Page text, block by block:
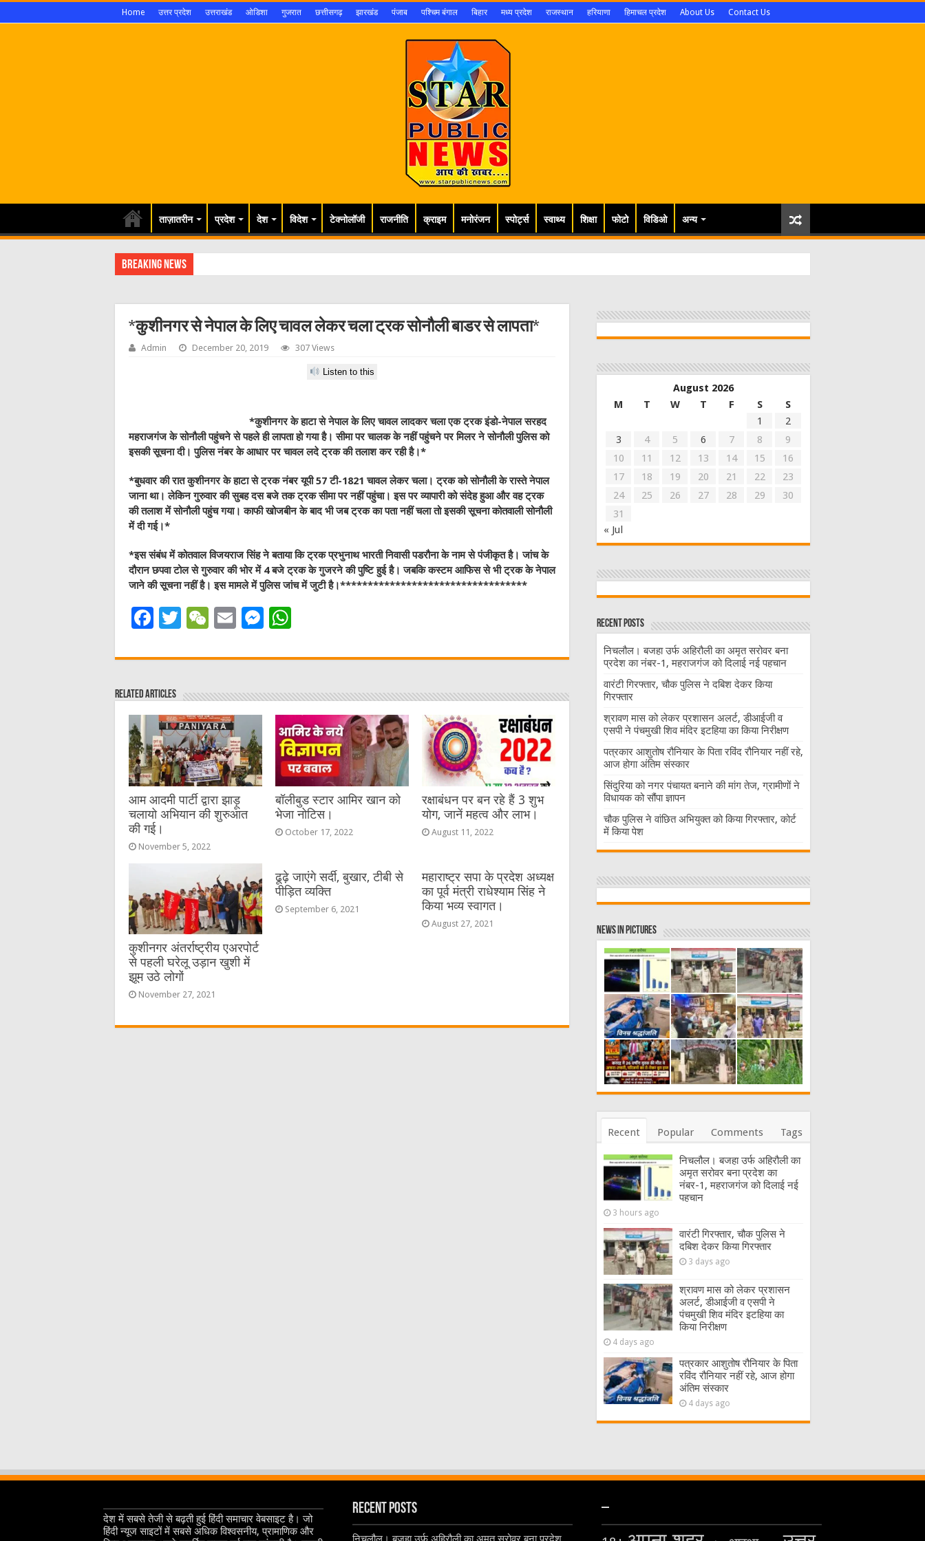
Home उत्तर प्रदेश उत्तराखंड ओडिशा गुजरात छत्तीसगढ़ झारखंड पंजाब पश्चिम बंगाल बिहार मध्य प्रदेश राजस्थान हरियाणा हिमाचल प्रदेश About Us Contact Us
ताज़ातरीन प्रदेश देश विदेश टेक्नोलॉजी राजनीति क्राइम मनोरंजन स्पोर्ट्स स्वाथ्य शिक्षा फोटो विडिओ अन्य
Breaking News
*कुशीनगर से नेपाल के लिए चावल लेकर चला ट्रक सोनौली बाडर से लापता*
Admin December 20, 2019 307 Views
Listen to this
*कुशीनगर के हाटा से नेपाल के लिए चावल लादकर चलाएक ट्रक इंडो-नेपाल सरहद
महराजगंज के सोनौली पहुंचने से पहले ही लापता हो गया है। सीमा पर चालक के नहीं पहुंचने पर मिलर ने सोनौली पुलिस को
इसकी सूचना दी। पुलिस नंबर के आधार पर चावल लदे ट्रक की तलाश कर रही है।*
*बुधवार की रात कुशीनगर के हाटा से ट्रक नंबर यूपी 57 टी-1821 चावल लेकर चला। ट्रक को सोनौली के रास्ते नेपाल
जाना था। लेकिन गुरुवार की सुबह दस बजे तक ट्रक सीमा पर नहीं पहुंचा। इस पर व्यापारी को संदेह हुआ और वह ट्रक
की तलाश में सोनौली पहुंच गया। काफी खोजबीन के बाद भी जब ट्रक का पता नहीं चला तो इसकी सूचना कोतवाली सोनौली
में दी गई।*
*इस संबंध में कोतवाल विजयराज सिंह ने बताया कि ट्रक प्रभुनाथ भारती निवासी पडरौना के नाम से पंजीकृत है। जांच के
दौरान छपवा टोल से गुरुवार की भोर में 4 बजे ट्रक के गुजरने की पुष्टि हुई है। जबकि कस्टम आफिस से भी ट्रक के नेपाल
जाने की सूचना नहीं है। इस मामले में पुलिस जांच में जुटी है।**********************************
F
c
e
b
o
o
k
T
it
r
W
C
at
E
ai
M
ss
n
g
er
at
A
p
p
Related Articles
आम आदमी पार्टी द्वारा झाड़ू
चलायो अभियान की शुरुआत
की गई।
November 5, 2022
बॉलीबुड स्टार आमिर खान को
भेजा नोटिस।
October 17, 2022
रक्षाबंधन पर बन रहे हैं 3 शुभ
योग, जानें महत्व और लाभ।
August 11, 2022
कुशीनगर अंतर्राष्ट्रीय एअरपोर्ट
से पहली घरेलू उड़ान खुशी में
झूम उठे लोगों
November 27, 2021
ढूढ़े जाएंगे सर्दी, बुखार, टीबी से
पीड़ित व्यक्ति
September 6, 2021
महाराष्ट्र सपा के प्रदेश अध्यक्ष
का पूर्व मंत्री राधेश्याम सिंह ने
किया भव्य स्वागत।
August 27, 2021
August 2026
M
T W T F S
S
1
2
3
4 5 6 7 8
9
10
11 12 13 14 15
16
17
18 19 20 21 22
23
24
25 26 27 28 29
30
31
« Jul
Recent Posts
निचलौल। बजहा उर्फ अहिरौली का अमृत सरोवर बना
प्रदेश का नंबर-1, महराजगंज को दिलाई नई पहचान
वारंटी गिरफ्तार, चौक पुलिस ने दबिश देकर किया
गिरफ्तार
श्रावण मास को लेकर प्रशासन अलर्ट, डीआईजी व
एसपी ने पंचमुखी शिव मंदिर इटहिया का किया निरीक्षण
पत्रकार आशुतोष रौनियार के पिता रविंद रौनियार नहीं रहे,
आज होगा अंतिम संस्कार
सिंदुरिया को नगर पंचायत बनाने की मांग तेज, ग्रामीणों ने
विधायक को सौंपा ज्ञापन
चौक पुलिस ने वांछित अभियुक्त को किया गिरफ्तार, कोर्ट
में किया पेश
News in Pictures
Recent Popular Comments Tags
निचलौल। बजहा उर्फ अहिरौली का
अमृत सरोवर बना प्रदेश का
नंबर-1, महराजगंज को दिलाई नई
पहचान
3 hours ago
वारंटी गिरफ्तार, चौक पुलिस ने
दबिश देकर किया गिरफ्तार
3 days ago
श्रावण मास को लेकर प्रशासन
अलर्ट, डीआईजी व एसपी ने
पंचमुखी शिव मंदिर इटहिया का
किया निरीक्षण
4 days ago
पत्रकार आशुतोष रौनियार के पिता
रविंद रौनियार नहीं रहे, आज होगा
अंतिम संस्कार
4 days ago
देश में सबसे तेजी से बढ़ती हुई हिंदी समाचार वेबसाइट है। जो
हिंदी न्यूज साइटों में सबसे अधिक विश्वसनीय, प्रामाणिक और
Recent Posts –